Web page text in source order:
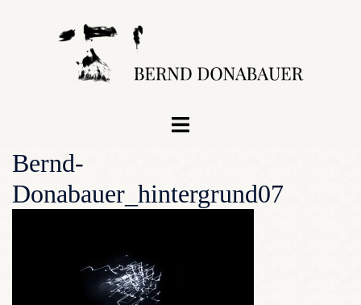
Menü
Bernd-
Donabauer_hintergrund07